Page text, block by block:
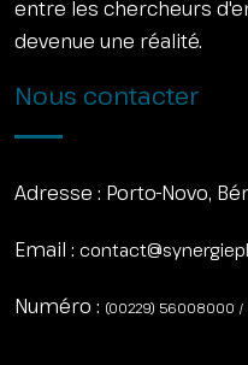
entre les chercheurs
devenue une réalité.
Nous contacter
Adresse : Porto-Novo,
Email :
Numéro : (00229) 56008000 /